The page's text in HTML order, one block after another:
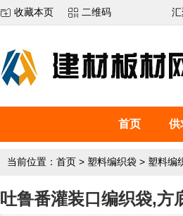
收藏本页 二维码
首页 供
当前位置： 首页 > 塑料编织袋 > 塑料编
吐鲁番灌装口编织袋,方